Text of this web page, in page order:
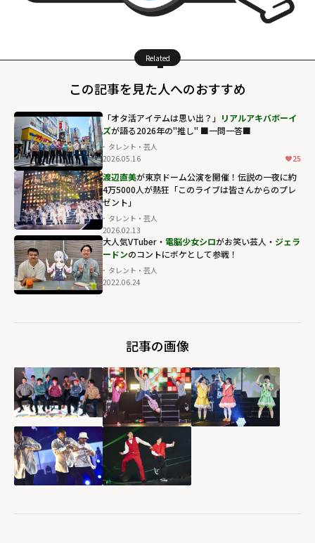
Related
この記事を見た人へのおすすめ
「オタ活アイテムは思い出？」 リアルアキバボーイ
ズが語る2026年の"推し" ■一問一答■
タレント・芸人
2026.05.16
25
渡辺直美が東京ドーム公演を開催！伝説の一夜に約
4万5000人が熱狂「このライブは皆さんからのプレ
ゼント」
タレント・芸人
2026.02.13
大人気VTuber・ 電脳少女シロがお笑い芸人・ ジェラ
ードンのコントにボケとして参戦！
タレント・芸人
2022.06.24
記事の画像